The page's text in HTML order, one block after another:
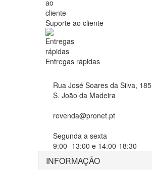
Suporte ao cliente
Entregas rápidas
Rua José Soares da Silva, 185
S. João da Madeira
revenda@pronet.pt
Segunda a sexta
9:00- 13:00 e 14:00-18:30
INFORMAÇÃO